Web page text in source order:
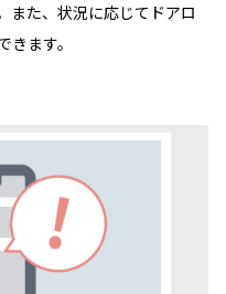
また、状況に応じてドアロ
ます。